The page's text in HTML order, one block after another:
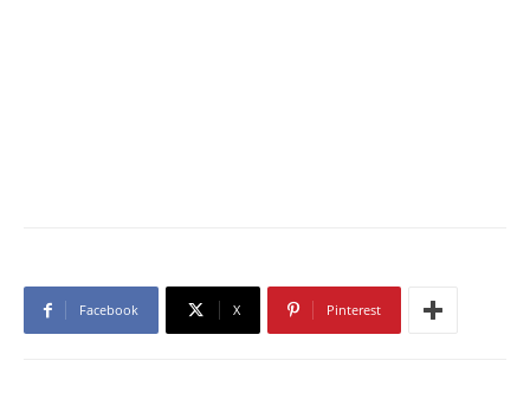
Facebook X Pinterest